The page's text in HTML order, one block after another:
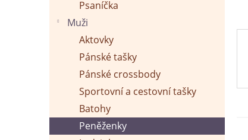
Psaníčka
Muži
Aktovky
Pánské tašky
Pánské crossbody
Sportovní a cestovní tašky
Batohy
Peněženky